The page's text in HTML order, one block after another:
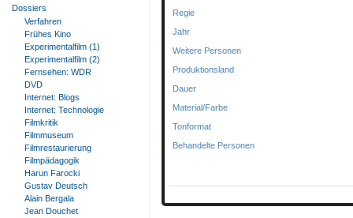
Dossiers
Verfahren
Frühes Kino
Experimentalfilm (1)
Experimentalfilm (2)
Fernsehen: WDR
DVD
Internet: Blogs
Internet: Technologie
Filmkritik
Filmmuseum
Filmrestaurierung
Filmpädagogik
Harun Farocki
Gustav Deutsch
Alain Bergala
Jean Douchet
Regie
Jahr
Weitere Personen
Produktionsland
Dauer
Material/Farbe
Tonformat
Behandelte Personen